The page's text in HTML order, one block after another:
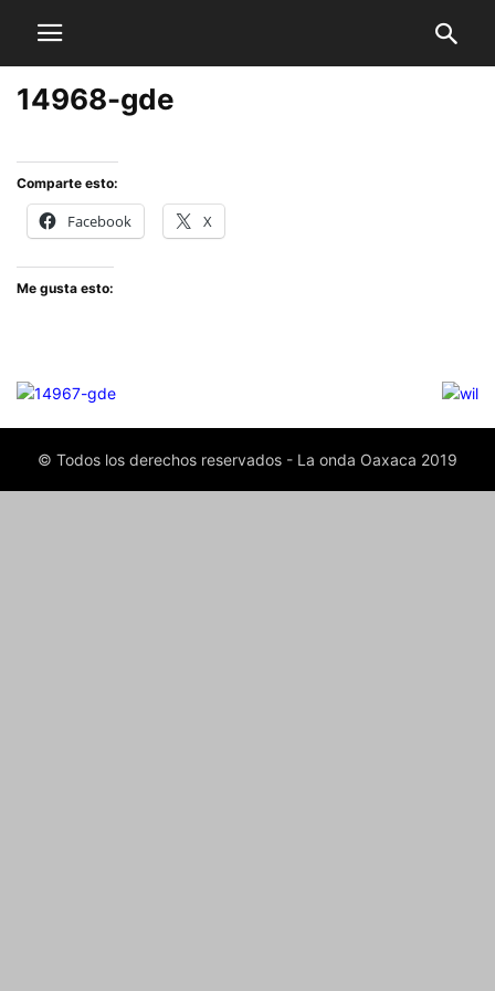
14968-gde
Comparte esto:
Facebook X
Me gusta esto:
© Todos los derechos reservados - La onda Oaxaca 2019